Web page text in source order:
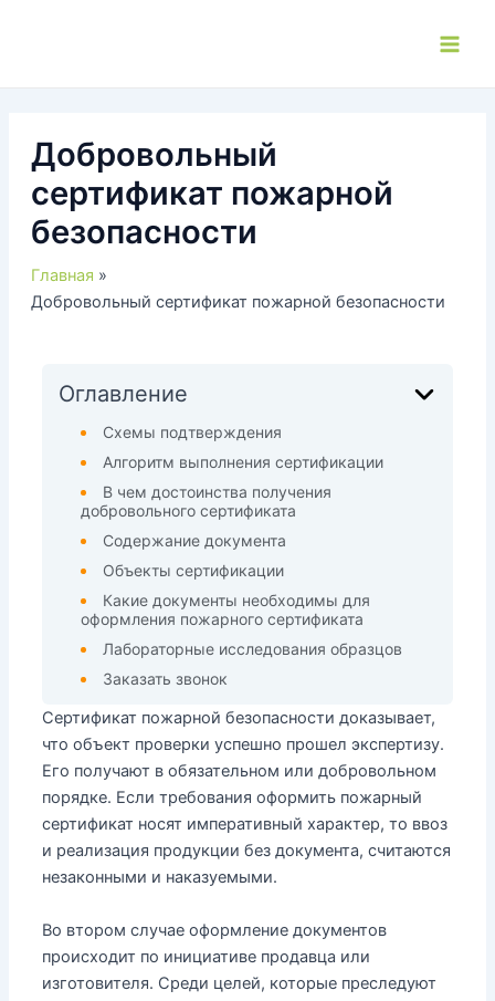
Добровольный
сертификат пожарной
безопасности
Главная
Добровольный сертификат пожарной безопасности
Оглавление
Схемы подтверждения
Алгоритм выполнения сертификации
В чем достоинства получения
добровольного сертификата
Содержание документа
Объекты сертификации
Какие документы необходимы для
оформления пожарного сертификата
Лабораторные исследования образцов
Заказать звонок
Сертификат пожарной безопасности доказывает,
что объект проверки успешно прошел экспертизу.
Его получают в обязательном или добровольном
порядке. Если требования оформить пожарный
сертификат носят императивный характер, то ввоз
и реализация продукции без документа, считаются
незаконными и наказуемыми.
Во втором случае оформление документов
происходит по инициативе продавца или
изготовителя. Среди целей, которые преследуют